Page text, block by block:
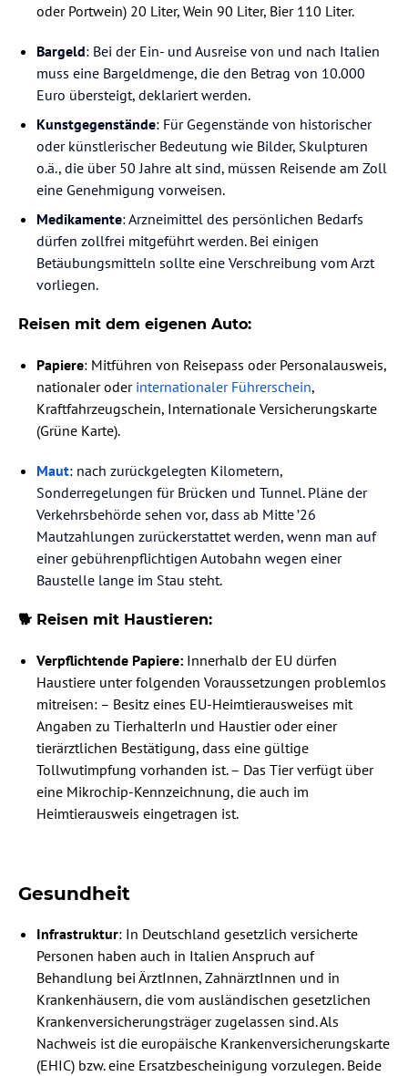
oder Portwein) 20 Liter, Wein 90 Liter, Bier 110 Liter.
Bargeld: Bei der Ein- und Ausreise von und nach Italien
muss eine Bargeldmenge, die den Betrag von 10.000
Euro übersteigt, deklariert werden.
Kunstgegenstände: Für Gegenstände von historischer
oder künstlerischer Bedeutung wie Bilder, Skulpturen
o.ä., die über 50 Jahre alt sind, müssen Reisende am Zoll
eine Genehmigung vorweisen.
Medikamente: Arzneimittel des persönlichen Bedarfs
dürfen zollfrei mitgeführt werden. Bei einigen
Betäubungsmitteln sollte eine Verschreibung vom Arzt
vorliegen.
Reisen mit dem eigenen Auto:
Papiere: Mitführen von Reisepass oder Personalausweis,
nationaler oder internationaler Führerschein,
Kraftfahrzeugschein, Internationale Versicherungskarte
(Grüne Karte).
Maut: nach zurückgelegten Kilometern,
Sonderregelungen für Brücken und Tunnel. Pläne der
Verkehrsbehörde sehen vor, dass ab Mitte ’26
Mautzahlungen zurückerstattet werden, wenn man auf
einer gebührenpflichtigen Autobahn wegen einer
Baustelle lange im Stau steht.
🐕 Reisen mit Haustieren:
Verpflichtende Papiere: Innerhalb der EU dürfen
Haustiere unter folgenden Voraussetzungen problemlos
mitreisen: – Besitz eines EU-Heimtierausweises mit
Angaben zu TierhalterIn und Haustier oder einer
tierärztlichen Bestätigung, dass eine gültige
Tollwutimpfung vorhanden ist. – Das Tier verfügt über
eine Mikrochip-Kennzeichnung, die auch im
Heimtierausweis eingetragen ist.
Gesundheit
Infrastruktur: In Deutschland gesetzlich versicherte
Personen haben auch in Italien Anspruch auf
Behandlung bei ÄrztInnen, ZahnärztInnen und in
Krankenhäusern, die vom ausländischen gesetzlichen
Krankenversicherungsträger zugelassen sind. Als
Nachweis ist die europäische Krankenversicherungskarte
(EHIC) bzw. eine Ersatzbescheinigung vorzulegen. Beide